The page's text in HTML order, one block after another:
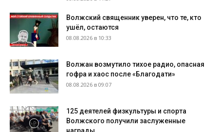
Волжский священник уверен, что те, кто
ушёл, остаются
08.08.2026 в 10:33
Волжан возмутило тихое радио, опасная
гофра и хаос после «Благодати»
08.08.2026 в 09:07
125 деятелей физкультуры и спорта
Волжского получили заслуженные